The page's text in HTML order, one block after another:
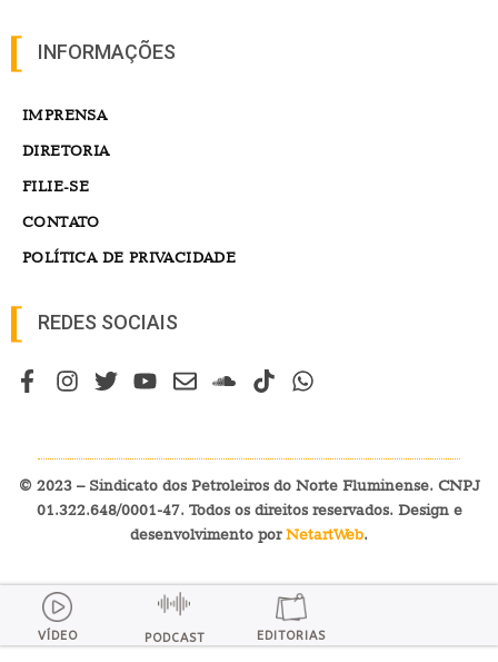
INFORMAÇÕES
IMPRENSA
DIRETORIA
FILIE-SE
CONTATO
POLÍTICA DE PRIVACIDADE
REDES SOCIAIS
© 2023 – Sindicato dos Petroleiros do Norte Fluminense. CNPJ
01.322.648/0001-47. Todos os direitos reservados. Design e
desenvolvimento porNetartWeb.
VÍDEO PODCAST EDITORIAS